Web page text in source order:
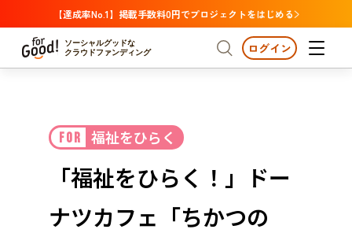
【達成率No.1】掲載手数料0円でプロジェクトをはじめる
ソーシャルグッドな
クラウドファンディング
プロジェクトからさがす
カテゴリーからさがす 国際協力
人権・マイノリティ
注目 新着
支援金額が多い
支援人数が多い
終了日が近い
カテゴリーからさがす
国際協力 医療・福祉
子ども・教育
ログイン
FOR 福祉をひらく
「福祉をひらく！」ドー
ナツカフェ「ちかつの